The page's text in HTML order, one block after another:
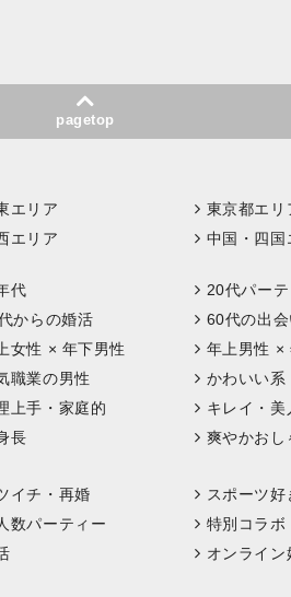
pagetop
エリア 東京都エリ
エリア 中国・四国
代 20代パー
からの婚活 60代の出
女性 × 年下男性 年上男性 ×
職業の男性 かわいい系
上手・家庭的 キレイ・美
長 爽やかおし
イチ・再婚 スポーツ好
数パーティー 特別コラボ
オンライン